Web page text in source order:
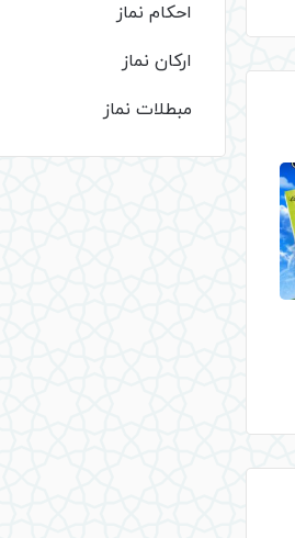
احکام نماز
ارکان نماز
مبطلات نماز